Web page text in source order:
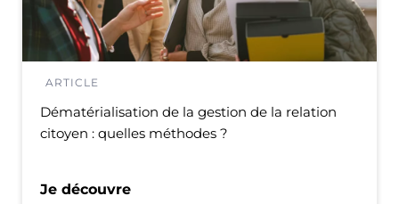
ARTICLE
Dématérialisation de la gestion de la relation
citoyen : quelles méthodes ?
Je découvre